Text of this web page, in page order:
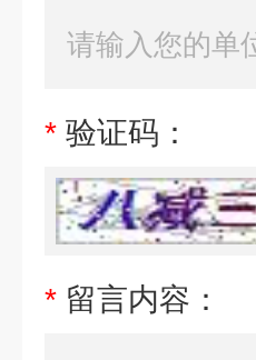
* 验证码：
* 留言内容：